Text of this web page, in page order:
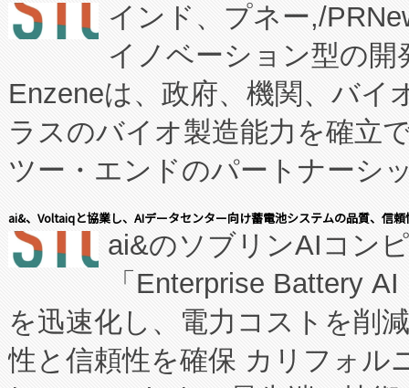
インド、プネー,/
イノベーション型の
Enzeneは、政府、機関、バイ
ラスのバイオ製造能力を確立
ツー・エンドのパートナーシ
表しました。 同社の実績ある
manufacturing™ (FCCM™) プ
たNeXは、バイオ医薬品製造
従来のフェッドバッチ施設の
に、患者やサプライチェーン
ai&、Voltaiqと協業し、AIデータセンター向け蓄電池システムの品質、信
ai&のソブリンAIコン
「Enterprise Battery
を迅速化し、電力コストを削
性と信頼性を確保 カリフォル